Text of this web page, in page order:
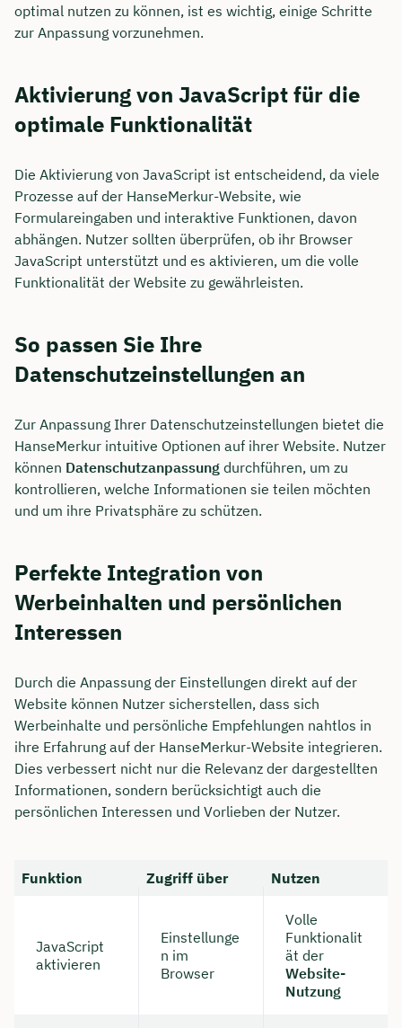
optimal nutzen zu können, ist es wichtig, einige Schritte
zur Anpassung vorzunehmen.
Aktivierung von JavaScript für die
optimale Funktionalität
Die Aktivierung von JavaScript ist entscheidend, da viele
Prozesse auf der HanseMerkur-Website, wie
Formulareingaben und interaktive Funktionen, davon
abhängen. Nutzer sollten überprüfen, ob ihr Browser
JavaScript unterstützt und es aktivieren, um die volle
Funktionalität der Website zu gewährleisten.
So passen Sie Ihre
Datenschutzeinstellungen an
Zur Anpassung Ihrer Datenschutzeinstellungen bietet die
HanseMerkur intuitive Optionen auf ihrer Website. Nutzer
können Datenschutzanpassung durchführen, um zu
kontrollieren, welche Informationen sie teilen möchten
und um ihre Privatsphäre zu schützen.
Perfekte Integration von
Werbeinhalten und persönlichen
Interessen
Durch die Anpassung der Einstellungen direkt auf der
Website können Nutzer sicherstellen, dass sich
Werbeinhalte und persönliche Empfehlungen nahtlos in
ihre Erfahrung auf der HanseMerkur-Website integrieren.
Dies verbessert nicht nur die Relevanz der dargestellten
Informationen, sondern berücksichtigt auch die
persönlichen Interessen und Vorlieben der Nutzer.
Funktion Zugriff über Nutzen
JavaScript
aktivieren
Einstellunge
n im
Browser
Volle
Funktionalit
ät der
Website-
Nutzung